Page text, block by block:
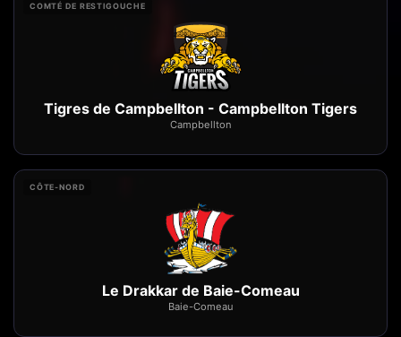
COMTÉ DE RESTIGOUCHE
Tigres de Campbellton - Campbellton Tigers
Campbellton
CÔTE-NORD
Le Drakkar de Baie-Comeau
Baie-Comeau